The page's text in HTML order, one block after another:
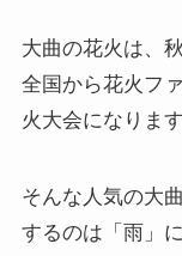
大曲の花火は、
全国から花火フ
火大会になります
そんな人気の大
するのは「雨」